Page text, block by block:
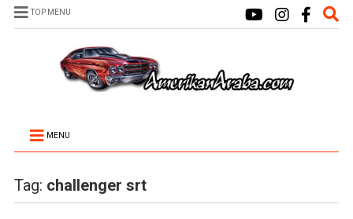
TOP MENU
MENU
Tag: challenger srt